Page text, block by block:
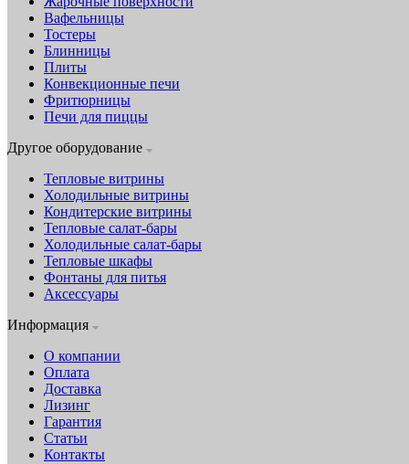
Вафельницы
Тостеры
Блинницы
Плиты
Конвекционные печи
Фритюрницы
Печи для пиццы
Другое оборудование
Тепловые витрины
Холодильные витрины
Кондитерские витрины
Тепловые салат-бары
Холодильные салат-бары
Тепловые шкафы
Фонтаны для питья
Аксессуары
Информация
О компании
Оплата
Доставка
Лизинг
Гарантия
Статьи
Контакты